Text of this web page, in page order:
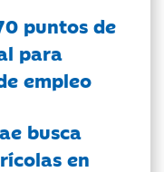
puntos de
para
empleo
busca
en